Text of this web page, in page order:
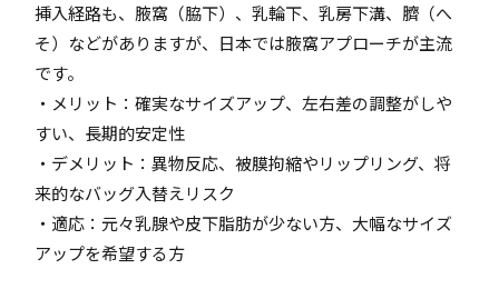
挿入経路も、腋窩（脇下）、乳輪下、乳房下溝、臍（へ
そ）などがありますが、日本では腋窩アプローチが主流
です。
・メリット：確実なサイズアップ、左右差の調整がしや
すい、長期的安定性
・デメリット：異物反応、被膜拘縮やリップリング、将
来的なバッグ入替えリスク
・適応：元々乳腺や皮下脂肪が少ない方、大幅なサイズ
アップを希望する方